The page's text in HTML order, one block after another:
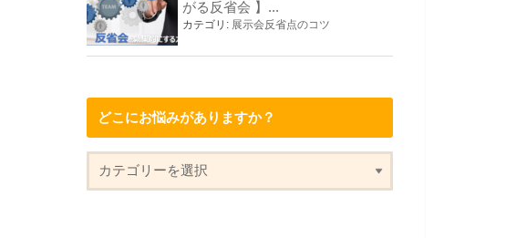
がる反省会 】...
カテゴリ: 展示会反省点のコツ
どこにお悩みがありますか？